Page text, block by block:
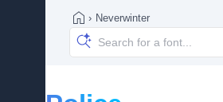
› Neverwinter